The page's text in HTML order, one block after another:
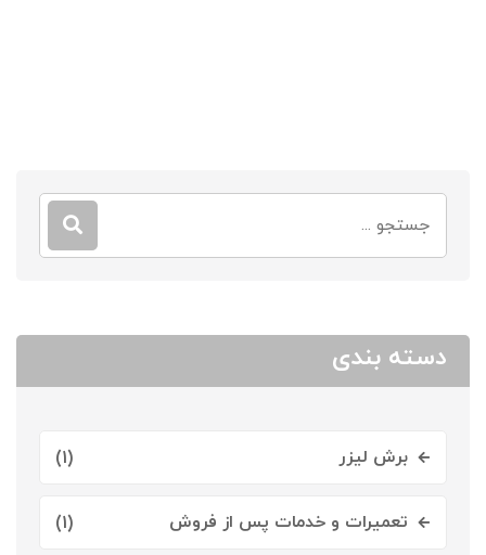
دسته بندی
برش لیزر (1)
تعمیرات و خدمات پس از فروش (1)